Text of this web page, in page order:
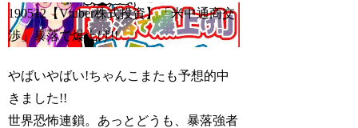
190512【Vtuber株式投資】「米中通商交
渉」暴落で爆上げ!!
やばいやばい!ちゃんこまたも予想的中
きました!!
世界恐怖連鎖。あっとどうも、暴落強者